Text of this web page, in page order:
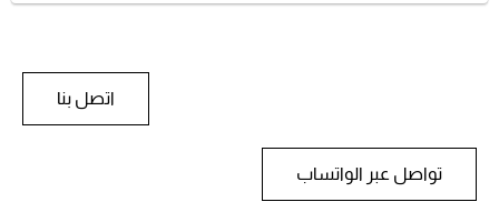
اتصل بنا
تواصل عبر الواتساب